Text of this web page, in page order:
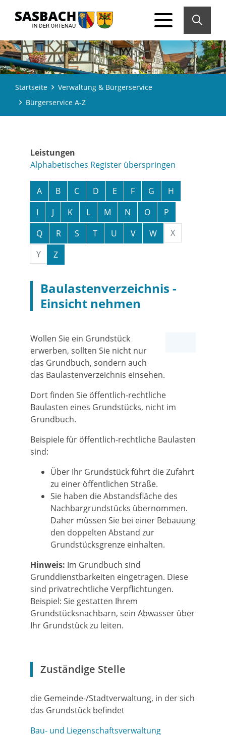
Startseite
Verwaltung & Bürgerservice
Bürgerservice A-Z
Leistungen
Alphabetisches Register überspringen
A B C D E F G
H
I
J K L M N O
P
Q
R S T U V W
X
Y
Z
Baulastenverzeichnis -
Einsicht nehmen
Wollen Sie ein Grundstück
erwerben, sollten Sie nicht nur
das Grundbuch, sondern auch
das Baulastenverzeichnis einsehen.
Dort finden Sie öffentlich-rechtliche
Baulasten eines Grundstücks, nicht im
Grundbuch.
Beispiele für öffentlich-rechtliche Baulasten
sind:
Über Ihr Grundstück führt die Zufahrt
zu einer öffentlichen Straße.
Sie haben die Abstandsfläche des
Nachbargrundstücks übernommen.
Daher müssen Sie bei einer Bebauung
den doppelten Abstand zur
Grundstücksgrenze einhalten.
Hinweis: Im Grundbuch sind
Grunddienstbarkeiten eingetragen. Diese
sind privatrechtliche Verpflichtungen.
Beispiel: Sie gestatten Ihrem
Grundstücksnachbarn, sein Abwasser über
Ihr Grundstück zu leiten.
Zuständige Stelle
die Gemeinde-/Stadtverwaltung, in der sich
das Grundstück befindet
Bau- und Liegenschaftsverwaltung